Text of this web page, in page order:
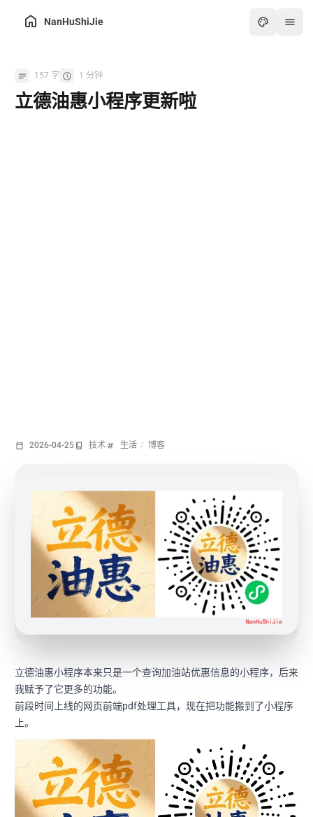
NanHuShiJie
157 字 1 分钟
立德油惠小程序更新啦
2026-04-25 技术 生活 / 博客
立德油惠小程序本来只是一个查询加油站优惠信息的小程序，后来
我赋予了它更多的功能。
前段时间上线的网页前端pdf处理工具，现在把功能搬到了小程序
上。